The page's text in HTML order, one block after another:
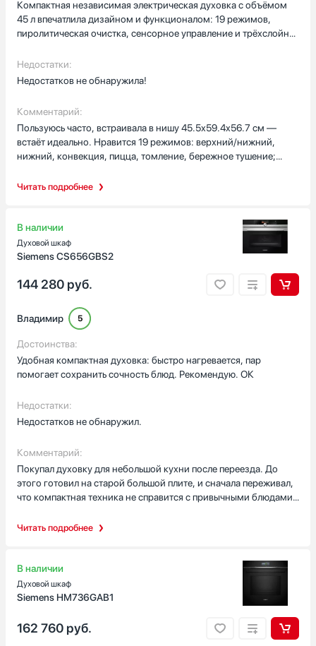
Страна производства
Белоруссия
Гарантия, мес
12
Читать подробнее
Компактная независимая электрическая духовка с объёмом
45 л впечатлила дизайном и функционалом: 19 режимов,
пиролитическая очистка, сенсорное управление и трёхслойная
Недостатки:
Недостатков не обнаружила!
Комментарий:
Пользуюсь часто, встраивала в нишу 45.5x59.4x56.7 см —
встаёт идеально. Нравится 19 режимов: верхний/нижний,
нижний, конвекция, пицца, томление, бережное тушение;
быстрый разогрев, поддержание температуры.
300°C, чёрный. 35.4 кг
В наличии
Духовой шкаф
Siemens CS656GBS2
144 280 руб.
Читать подробнее
Владимир 5
Достоинства:
Удобная компактная духовка: быстро нагревается, пар
помогает сохранить сочность блюд. Рекомендую. ОК
Недостатки:
Недостатков не обнаружил.
Комментарий:
Покупал духовку для небольшой кухни после переезда. До
этого готовил на старой большой плите, и сначала переживал,
что компактная техника не справится с привычными блюдами.
на рабочую температуру, а возможность готовить с паром
на гриле: всё получилось ровно, без пересушивания. Другая
история — дети любят пиццу, и режим для пиццы выручил:
тесто сверху запеклось хрустяще, а низ остался мягким.
облегчает уборку, приходится реже тратить время на долгое
мытьё. Дверца мягко закрывается и спереди не горячая, это
В наличии
Духовой шкаф
Siemens HM736GAB1
162 760 руб.